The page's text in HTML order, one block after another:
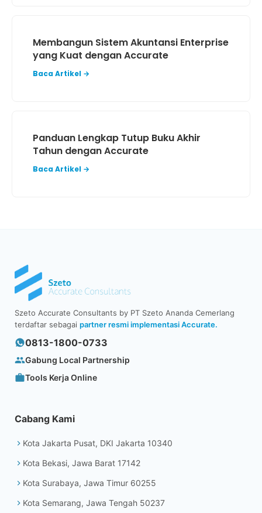
Membangun Sistem Akuntansi Enterprise
yang Kuat dengan Accurate
Baca Artikel →
Panduan Lengkap Tutup Buku Akhir
Tahun dengan Accurate
Baca Artikel →
Szeto Accurate Consultants by PT Szeto Ananda Cemerlang
terdaftar sebagai partner resmi implementasi Accurate.
0813-1800-0733
Gabung Local Partnership
Tools Kerja Online
Cabang Kami
Kota Jakarta Pusat, DKI Jakarta 10340
Kota Bekasi, Jawa Barat 17142
Kota Surabaya, Jawa Timur 60255
Kota Semarang, Jawa Tengah 50237